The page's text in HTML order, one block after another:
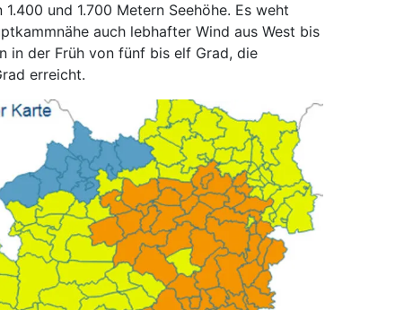
und 1.700 Metern Seehöhe. Es weht
auch lebhafter Wind aus West bis
in der Früh von fünf bis elf Grad, die
erreicht.